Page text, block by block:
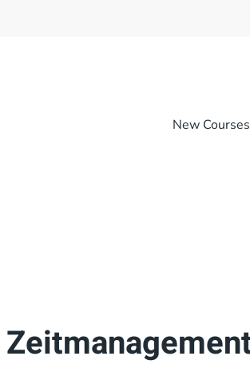
New Courses